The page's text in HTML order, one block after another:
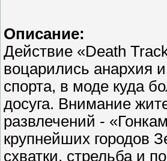
Описание:
Действие «Death
воцарились анархия
спорта, в моде куда
досуга. Внимание
развлечений -
крупнейших городов
схватки, стрельба и